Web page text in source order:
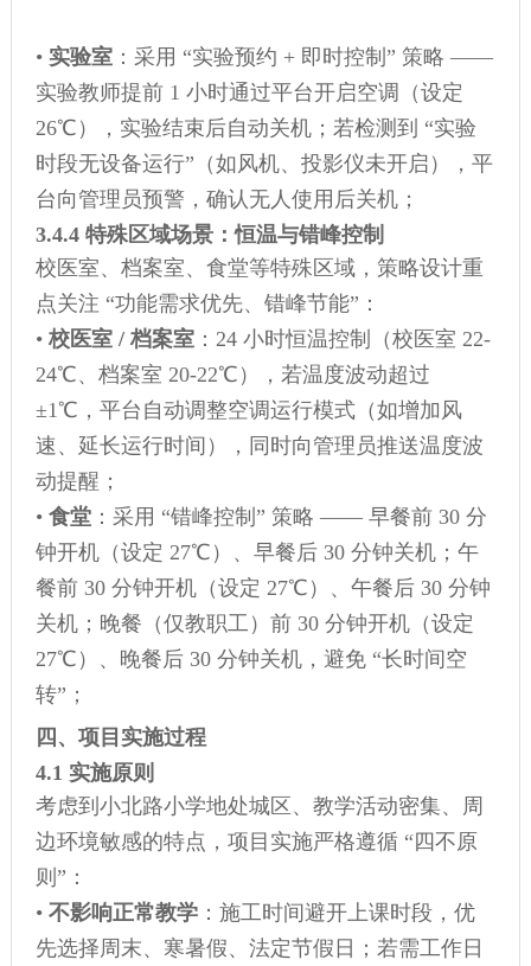
• 实验室：采用 “实验预约 + 即时控制” 策略 ——
实验教师提前 1 小时通过平台开启空调（设定
26℃），实验结束后自动关机；若检测到 “实验
时段无设备运行”（如风机、投影仪未开启），平
台向管理员预警，确认无人使用后关机；
3.4.4 特殊区域场景：恒温与错峰控制
校医室、档案室、食堂等特殊区域，策略设计重
点关注 “功能需求优先、错峰节能”：
• 校医室 / 档案室：24 小时恒温控制（校医室 22-
24℃、档案室 20-22℃），若温度波动超过
±1℃，平台自动调整空调运行模式（如增加风
速、延长运行时间），同时向管理员推送温度波
动提醒；
• 食堂：采用 “错峰控制” 策略 —— 早餐前 30 分
钟开机（设定 27℃）、早餐后 30 分钟关机；午
餐前 30 分钟开机（设定 27℃）、午餐后 30 分钟
关机；晚餐（仅教职工）前 30 分钟开机（设定
27℃）、晚餐后 30 分钟关机，避免 “长时间空
转”；
四、项目实施过程
4.1 实施原则
考虑到小北路小学地处城区、教学活动密集、周
边环境敏感的特点，项目实施严格遵循 “四不原
则”：
• 不影响正常教学：施工时间避开上课时段，优
先选择周末、寒暑假、法定节假日；若需工作日